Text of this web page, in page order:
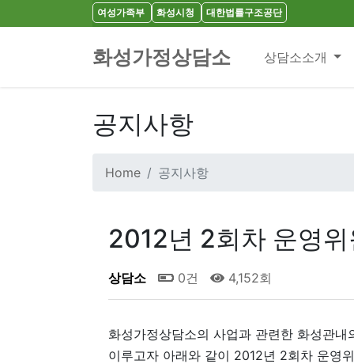
여성가족부 화성시청 대한법률구조공단
화성가정상담소 상담소소개
공지사항
Home 공지사항
2012년 2회차 운영
상담소 0건 4,152회
화성가정상담소의 사업과 관련한 화성관
이루고자 아래와 같이 2012년 2회차 운영